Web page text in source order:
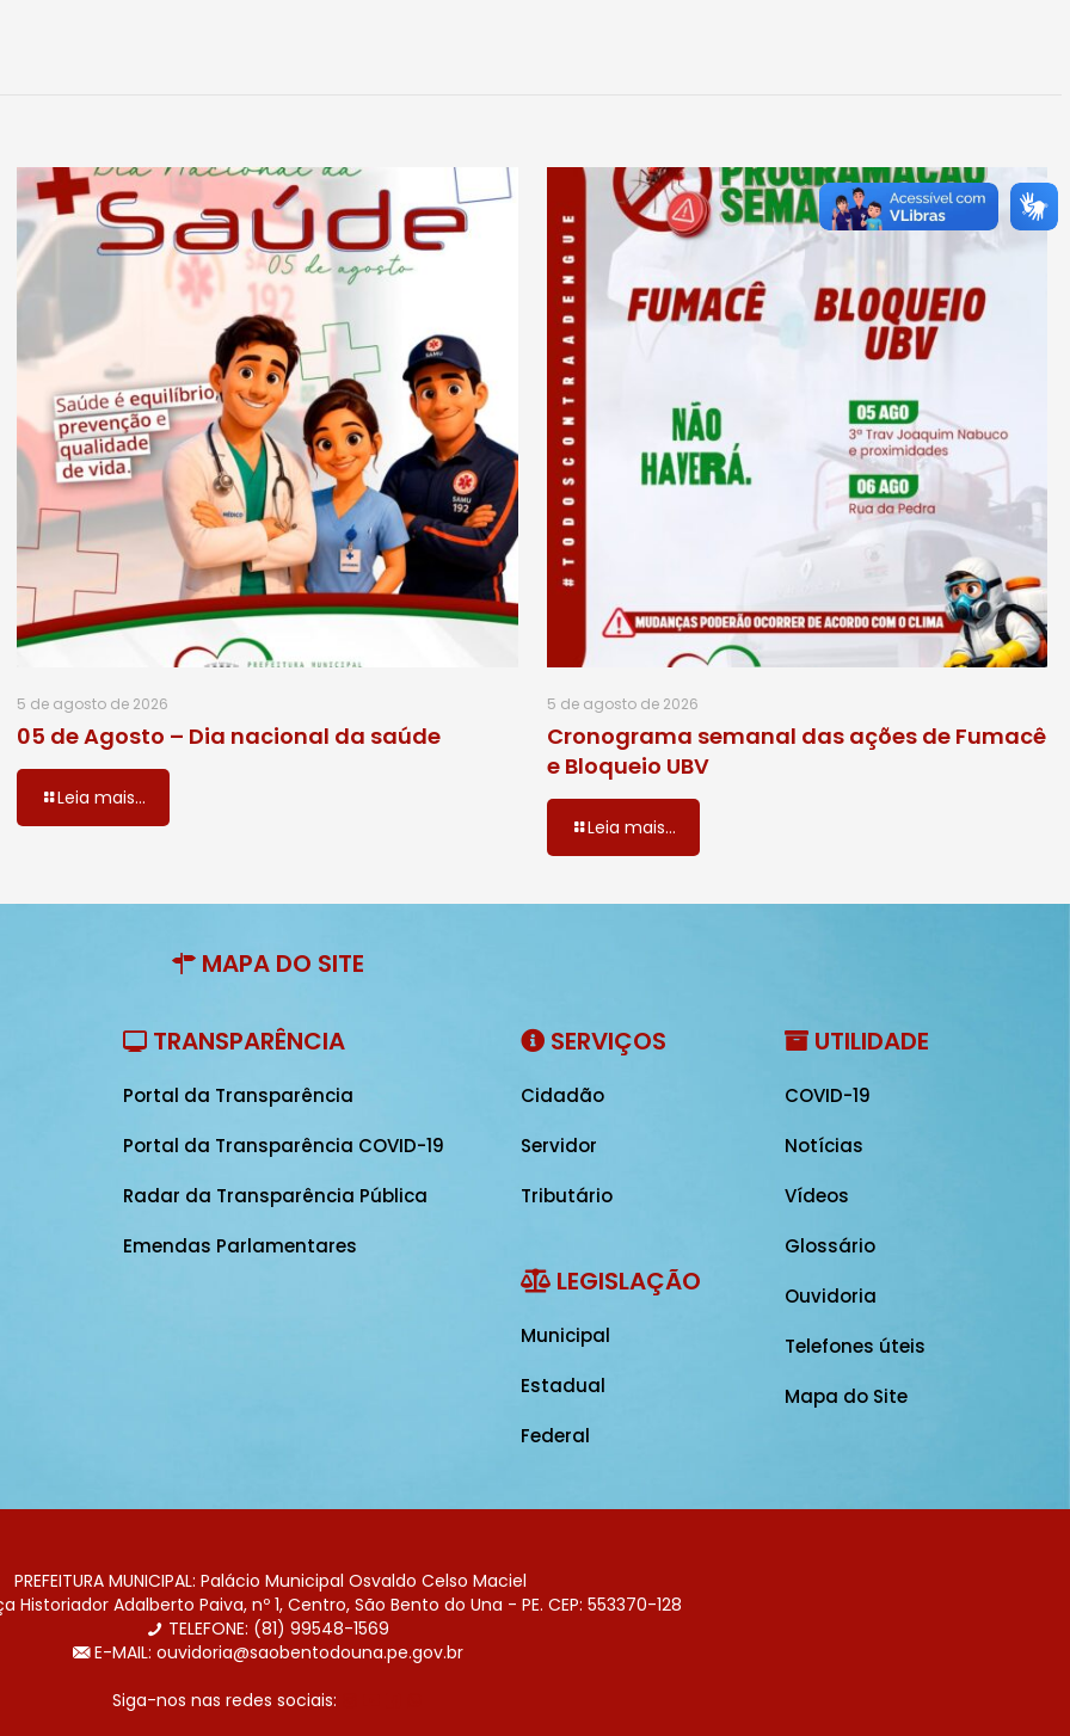
5 de agosto de 2026
05 de Agosto – Dia nacional da saúde
Leia mais...
5 de agosto de 2026
Cronograma semanal das ações de Fumacê
e Bloqueio UBV
Leia mais...
MAPA DO SITE
TRANSPARÊNCIA
Portal da Transparência
Portal da Transparência COVID-19
Radar da Transparência Pública
Emendas Parlamentares
SERVIÇOS
Cidadão
Servidor
Tributário
LEGISLAÇÃO
Municipal
Estadual
Federal
UTILIDADE
COVID-19
Notícias
Vídeos
Glossário
Ouvidoria
Telefones úteis
Mapa do Site
PREFEITURA MUNICIPAL: Palácio Municipal Osvaldo Celso Maciel
Historiador Adalberto Paiva, nº 1, Centro, São Bento do Una - PE. CEP: 553370-128
TELEFONE: (81) 99548-1569
E-MAIL: ouvidoria@saobentodouna.pe.gov.br
Siga-nos nas redes sociais: